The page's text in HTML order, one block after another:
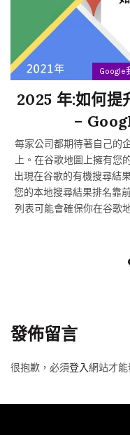
Google
2025 年:如何提
–
每家公司都期待著自己的
上。在谷歌地圖上擁有您
出現在谷歌的有機搜尋結果。 這意味著優化企業在谷歌地圖
您的本地搜尋結果排名靠
列表可能會確保你在谷歌
商家前三名)。這是因為出
更高 有很多方法可以快速提高你的谷歌地圖排名……相當於本地SEO
優化。 但是，對於您的本地企業排名，並非所有這些方法都是首選
發佈留言
很抱歉，必須登入網站才能